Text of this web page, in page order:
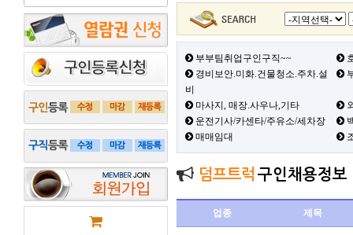
부부팀취업구인구직~~
경비보안.미화.건물청소.주차.설
비
마사지, 매장.사우나,기타
운전기사/카센타/주유소/세차장
매매임대
덤프트럭 구인채용정보
업종 제목